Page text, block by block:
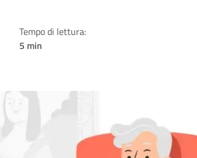
Tempo di lettura:
5 min